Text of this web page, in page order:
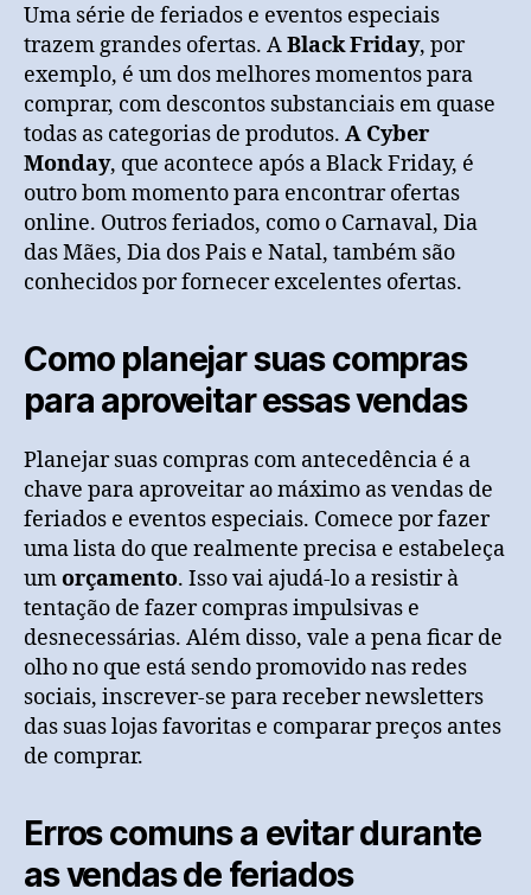
Uma série de feriados e eventos especiais
trazem grandes ofertas. ABlack Friday, por
exemplo, é um dos melhores momentos para
comprar, com descontos substanciais em quase
todas as categorias de produtos. A Cyber
Monday, que acontece após a Black Friday, é
outro bom momento para encontrar ofertas
online. Outros feriados, como o Carnaval, Dia
das Mães, Dia dos Pais e Natal, também são
conhecidos por fornecer excelentes ofertas.
Como planejar suas compras
para aproveitar essas vendas
Planejar suas compras com antecedência é a
chave para aproveitar ao máximo as vendas de
feriados e eventos especiais. Comece por fazer
uma lista do que realmente precisa e estabeleça
umorçamento. Isso vai ajudá-lo a resistir à
tentação de fazer compras impulsivas e
desnecessárias. Além disso, vale a pena ficar de
olho no que está sendo promovido nas redes
sociais, inscrever-se para receber newsletters
das suas lojas favoritas e comparar preços antes
de comprar.
Erros comuns a evitar durante
as vendas de feriados